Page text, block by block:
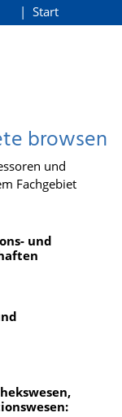
Start
browsen
und
Fachgebiet
und